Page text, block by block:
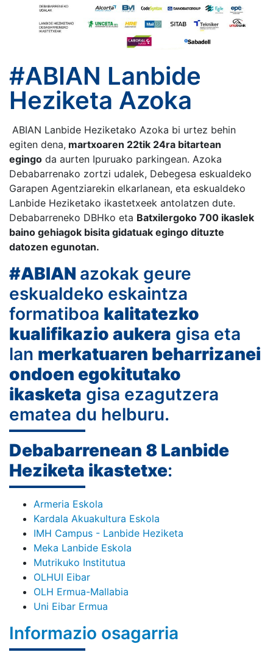
#ABIAN Lanbide
Heziketa Azoka
ABIAN Lanbide Heziketako Azoka bi urtez behin
egiten dena, martxoaren 22tik 24ra bitartean
egingo da aurten Ipuruako parkingean. Azoka
Debabarrenako zortzi udalek, Debegesa eskualdeko
Garapen Agentziarekin elkarlanean, eta eskualdeko
Lanbide Heziketako ikastetxeek antolatzen dute.
Debabarreneko DBHko eta Batxilergoko 700 ikaslek
baino gehiagok bisita gidatuak egingo dituzte
datozen egunotan.
#ABIAN azokak geure
eskualdeko eskaintza
formatiboa kalitatezko
kualifikazio aukera gisa eta
lan merkatuaren beharrizanei
ondoen egokitutako
ikasketa gisa ezagutzera
ematea du helburu.
Debabarrenean 8 Lanbide
Heziketa ikastetxe:
Armeria Eskola
Kardala Akuakultura Eskola
IMH Campus - Lanbide Heziketa
Meka Lanbide Eskola
Mutrikuko Institutua
OLHUI Eibar
OLH Ermua-Mallabia
Uni Eibar Ermua
Informazio osagarria